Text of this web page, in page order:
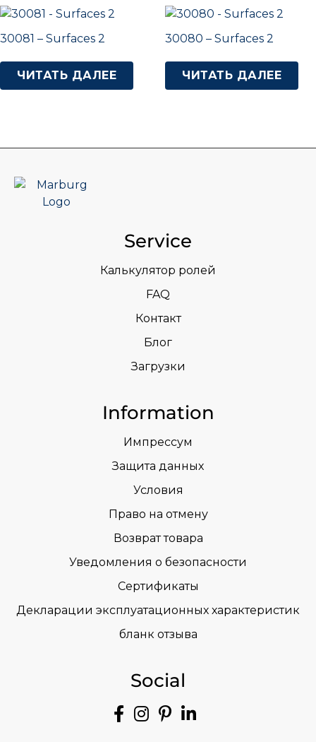
30081 – Surfaces 2
ЧИТАТЬ ДАЛЕЕ
30080 – Surfaces 2
ЧИТАТЬ ДАЛЕЕ
Service
Калькулятор ролей
FAQ
Контакт
Блог
Загрузки
Information
Импрессум
Защита данных
Условия
Право на отмену
Возврат товара
Уведомления о безопасности
Сертификаты
Декларации эксплуатационных характеристик
бланк отзыва
Social